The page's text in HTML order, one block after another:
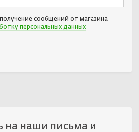
сообщений от магазина
персональных данных
на наши письма и